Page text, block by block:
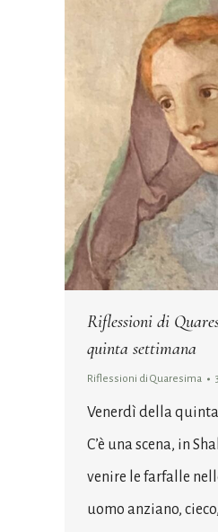
Riflessioni di
quinta settimana
Riflessioni di Quaresima
Venerdì della
C’è una scena, in
venire le farfalle
uomo anziano,